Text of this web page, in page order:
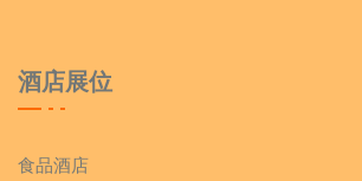
酒店展位
食品酒店